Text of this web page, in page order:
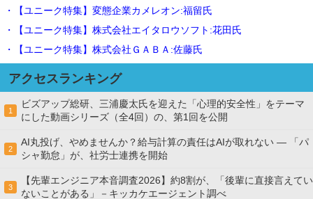
・【ユニーク特集】変態企業カメレオン:福留氏
・【ユニーク特集】株式会社エイタロウソフト:花田氏
・【ユニーク特集】株式会社ＧＡＢＡ:佐藤氏
アクセスランキング
1
ビズアップ総研、三浦慶太氏を迎えた「心理的安全性」をテーマ
にした動画シリーズ（全4回）の、第1回を公開
2
AI丸投げ、やめませんか？給与計算の責任はAIが取れない ― 「パ
シャ勤怠」が、社労士連携を開始
3
【先輩エンジニア本音調査2026】約8割が、「後輩に直接言えてい
ないことがある」－キッカケエージェント調べ